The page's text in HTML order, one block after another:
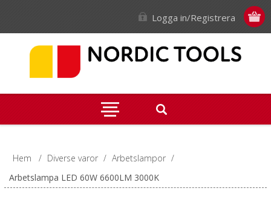
Logga in/Registrera
Hem / Diverse varor / Arbetslampor /
Arbetslampa LED 60W 6600LM 3000K